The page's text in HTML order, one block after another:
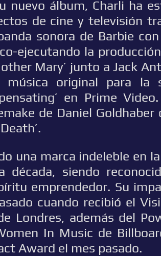
nuevo álbum, Charli ha
de cine y televisión
sonora de Barbie con
ejecutando la
Mary’ junto a Jack
música original para la
en Prime
de Daniel
una marca indeleble en
década, siendo
emprendedor. Su
cuando recibió el
Londres, además del
In Music de
Award el mes pasado.